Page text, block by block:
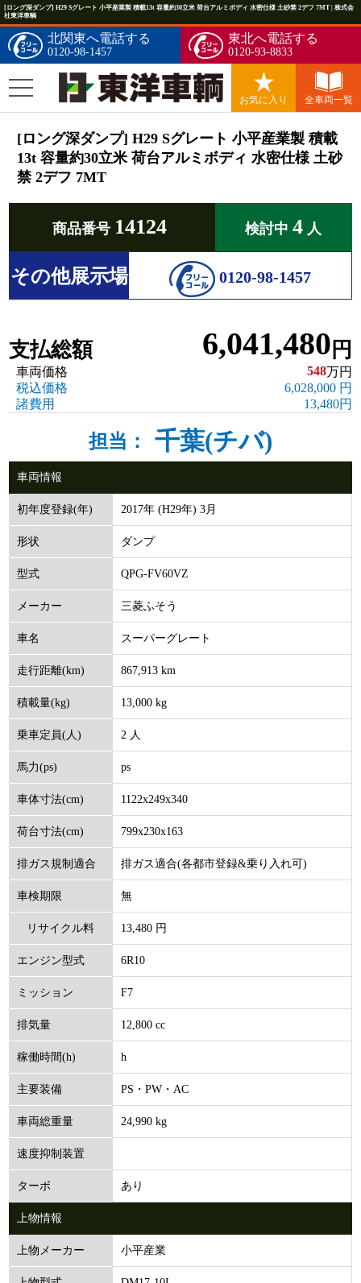
[ロング深ダンプ] H29 Sグレート 小平産業製 積載13t 容量約30立米 荷台アルミボディ 水密仕様 土砂禁 2デフ 7MT | 株式会
社東洋車輌
北関東へ電話する
0120-98-1457
東北へ電話する
0120-93-8833
お気に入り 全車両一覧
[ロング深ダンプ] H29 Sグレート 小平産業製 積載
13t 容量約30立米 荷台アルミボディ 水密仕様 土砂
禁 2デフ 7MT
商品番号 14124 検討中 4 人
その他展示場 0120-98-1457
支払総額 6,041,480 円
車両価格 548万円
税込価格
6,028,000 円
諸費用
13,480円
担当： 千葉(チバ)
車両情報
初年度登録(年) 2017年 (H29年) 3月
形状 ダンプ
型式 QPG-FV60VZ
メーカー 三菱ふそう
車名 スーパーグレート
走行距離(km) 867,913 km
積載量(kg) 13,000 kg
乗車定員(人) 2 人
馬力(ps) ps
車体寸法(cm) 1122x249x340
荷台寸法(cm) 799x230x163
排ガス規制適合 排ガス適合(各都市登録&乗り入れ可)
車検期限 無
リサイクル料
(円)
13,480 円
エンジン型式 6R10
ミッション F7
排気量 12,800 cc
稼働時間(h) h
主要装備 PS・PW・AC
車両総重量 24,990 kg
速度抑制装置
ターボ あり
上物情報
上物メーカー 小平産業